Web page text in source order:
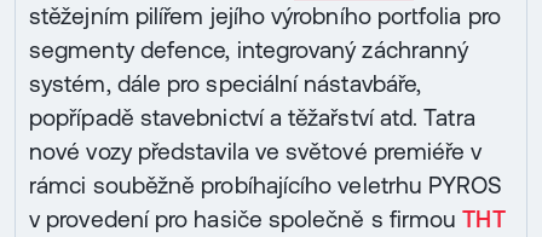
stěžejním pilířem jejího výrobního portfolia pro
segmenty defence, integrovaný záchranný
systém, dále pro speciální nástavbáře,
popřípadě stavebnictví a těžařství atd. Tatra
nové vozy představila ve světové premiéře v
rámci souběžně probíhajícího veletrhu PYROS
v provedení pro hasiče společně s firmouTHT